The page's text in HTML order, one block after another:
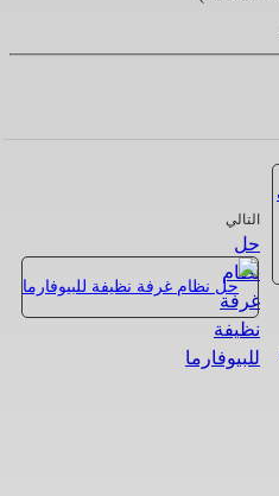
التالي
حل
نظام
غرفة
نظيفة
للبيوفارما